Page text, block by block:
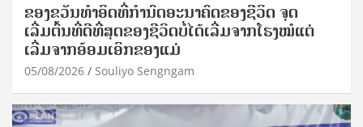
ຂອງຂວັນທໍາອິດທີ່ກໍານົດອະນາຄົດຂອງຊີວິດ ຈຸດ
ເລີ່ມຕົ້ນທີ່ດີທີ່ສຸດຂອງຊີວິດບໍ່ໄດ້ເລີ່ມຈາກໂຮງໝໍແຕ່
ເລີ່ມຈາກອ້ອມເອິກຂອງແມ່
05/08/2026 Souliyo Sengngam